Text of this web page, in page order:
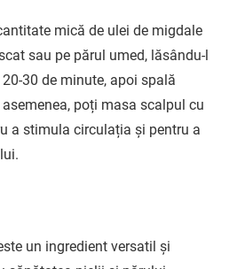
mică de ulei de migdale
sau pe părul umed, lăsându-l
30 de minute, apoi spală
poți masa scalpul cu
a stimula circulația și pentru a
un ingredient versatil și